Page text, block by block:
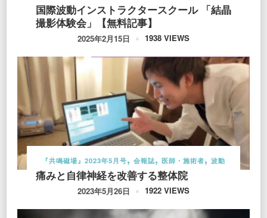
国際波動インストラクタースクール 「結晶
撮影体験会」【無料記事】
2025年2月15日 1938 VIEWS
『共鳴磁場』2023年5月号 会報誌 医師・施術者 波動
痛みと自律神経を改善する整体院
2023年5月26日 1922 VIEWS